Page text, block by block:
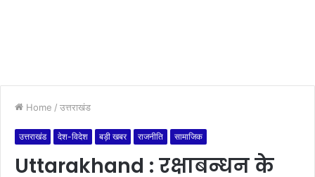
Home / उत्तराखंड
उत्तराखंड देश-विदेश बड़ी खबर राजनीति सामाजिक
Uttarakhand : रक्षाबन्धन के